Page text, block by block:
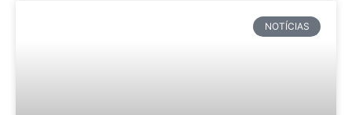
NOTÍCIAS